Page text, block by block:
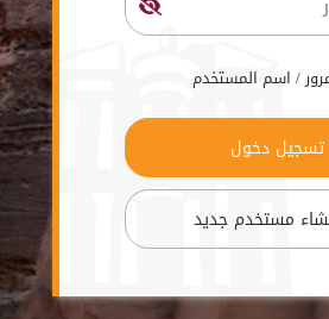
/ اسم المستخدم